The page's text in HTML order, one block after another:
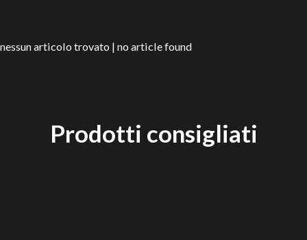
nessun articolo trovato | no article found
Prodotti consigliati